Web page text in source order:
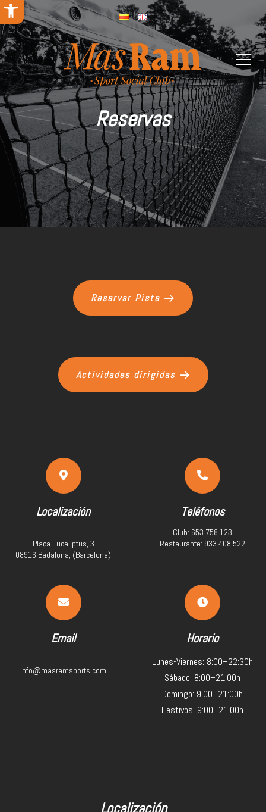
Reservas
Reservar Pista
Actividades dirigidas
Localización
Plaça Eucaliptus, 3
08916 Badalona, (Barcelona)
Teléfonos
Club: 653 758 123
Restaurante: 933 408 522
Email
info@masramsports.com
Horario
Lunes-Viernes: 8:00–22:30h
Sábado: 8:00–21:00h
Domingo: 9:00–21:00h
Festivos: 9:00–21:00h
Localización